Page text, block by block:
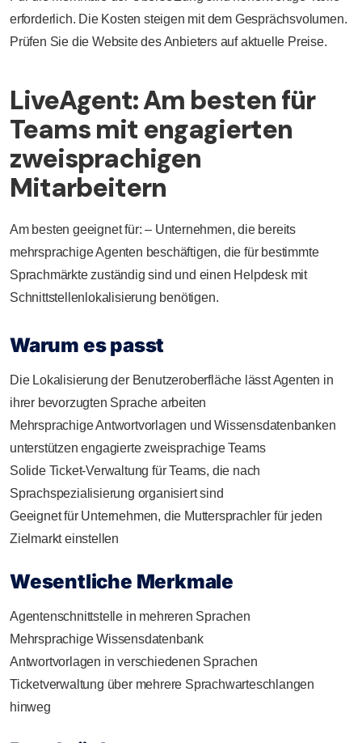
erforderlich. Die Kosten steigen mit dem Gesprächsvolumen.
Prüfen Sie die Website des Anbieters auf aktuelle Preise.
LiveAgent: Am besten für
Teams mit engagierten
zweisprachigen
Mitarbeitern
Am besten geeignet für: – Unternehmen, die bereits
mehrsprachige Agenten beschäftigen, die für bestimmte
Sprachmärkte zuständig sind und einen Helpdesk mit
Schnittstellenlokalisierung benötigen.
Warum es passt
Die Lokalisierung der Benutzeroberfläche lässt Agenten in
ihrer bevorzugten Sprache arbeiten
Mehrsprachige Antwortvorlagen und Wissensdatenbanken
unterstützen engagierte zweisprachige Teams
Solide Ticket-Verwaltung für Teams, die nach
Sprachspezialisierung organisiert sind
Geeignet für Unternehmen, die Muttersprachler für jeden
Zielmarkt einstellen
Wesentliche Merkmale
Agentenschnittstelle in mehreren Sprachen
Mehrsprachige Wissensdatenbank
Antwortvorlagen in verschiedenen Sprachen
Ticketverwaltung über mehrere Sprachwarteschlangen
hinweg